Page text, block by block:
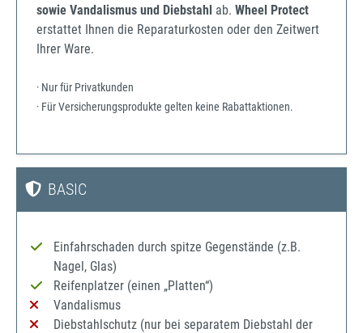
sowie Vandalismus und Diebstahl ab. Wheel Protect
erstattet Ihnen die Reparaturkosten oder den Zeitwert
Ihrer Ware.
· Nur für Privatkunden
· Für Versicherungsprodukte gelten keine Rabattaktionen.
BASIC
Einfahrschaden durch spitze Gegenstände (z.B.
Nagel, Glas)
Reifenplatzer (einen „Platten“)
Vandalismus
Diebstahlschutz (nur bei separatem Diebstahl der